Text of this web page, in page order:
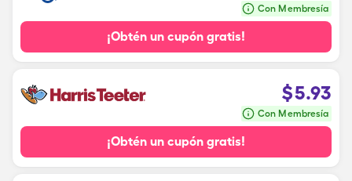
Con Membresía
¡Obtén un cupón gratis!
$5.93
Con Membresía
¡Obtén un cupón gratis!